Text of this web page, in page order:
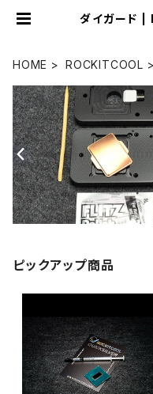
ダイガード
HOME ROCKITCOOL
ピックアップ商品